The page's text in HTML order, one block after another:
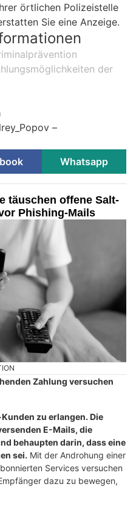
örtlichen Polizeistelle
Sie eine Anzeige.
der
–
Whatsapp
täuschen offene Salt-
Phishing-Mails
Zahlung versuchen
zu erlangen. Die
E-Mails, die
behaupten darin, dass eine
sei. Mit der Androhung einer
Services versuchen
dazu zu bewegen,